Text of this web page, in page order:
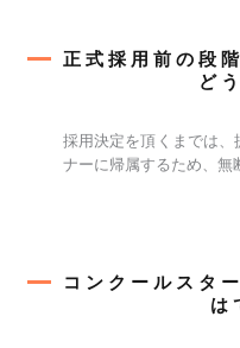
正式採用前の段
ど
採用決定を頂くまでは
ナーに帰属するため、無
コンクールスタ
は